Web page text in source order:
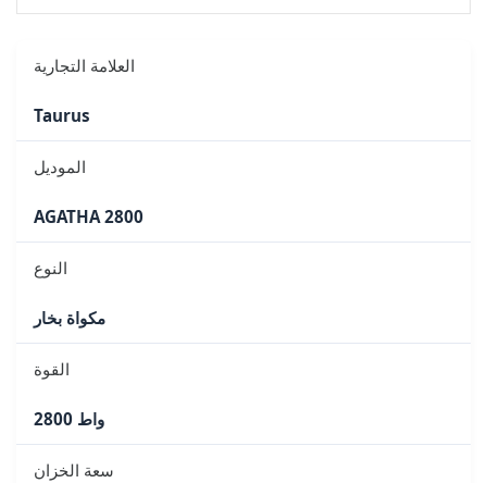
العلامة التجارية
Taurus
الموديل
AGATHA 2800
النوع
مكواة بخار
القوة
2800 واط
سعة الخزان